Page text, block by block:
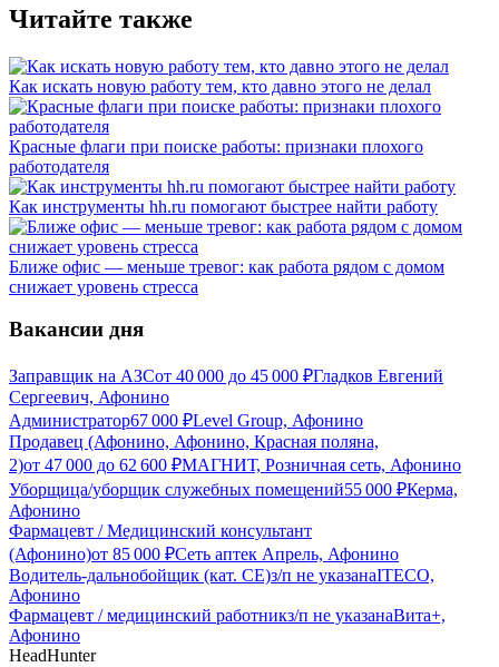
Читайте также
Как искать новую работу тем, кто давно этого не делал
Красные флаги при поиске работы: признаки плохого
работодателя
Как инструменты hh.ru помогают быстрее найти работу
Ближе офис — меньше тревог: как работа рядом с домом
снижает уровень стресса
Вакансии дня
Заправщик на АЗСот 40 000 до 45 000 ₽Гладков Евгений
Сергеевич, Афонино
Администратор67 000 ₽Level Group, Афонино
Продавец (Афонино, Афонино, Красная поляна,
2)от 47 000 до 62 600 ₽МАГНИТ, Розничная сеть, Афонино
Уборщица/уборщик служебных помещений55 000 ₽Керма,
Афонино
Фармацевт / Медицинский консультант
(Афонино)от 85 000 ₽Сеть аптек Апрель, Афонино
Водитель-дальнобойщик (кат. CE)з/п не указанаITECO,
Афонино
Фармацевт / медицинский работникз/п не указанаВита+,
Афонино
HeadHunter